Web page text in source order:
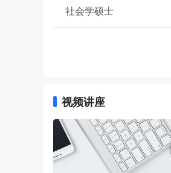
社会学硕士
公共政策硕士
视频讲座